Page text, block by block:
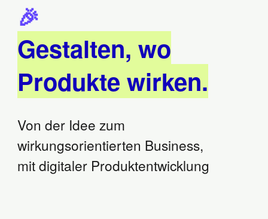
🎉
Gestalten, wo
Produkte wirken.
Von der Idee zum
wirkungsorientierten Business,
mit digitaler Produktentwicklung